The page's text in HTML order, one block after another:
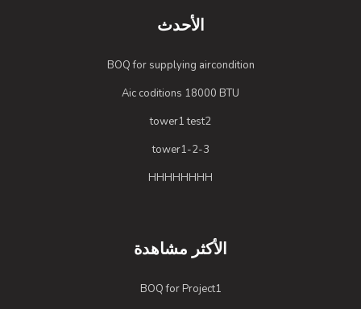
الأحدث
BOQ for supplying aircondition
Aic coditions 18000 BTU
tower1 test2
tower1-2-3
HHHHHHHH
الأكثر مشاهدة
BOQ for Project1